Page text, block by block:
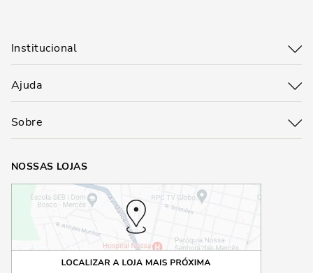
Institucional
Ajuda
Sobre
NOSSAS LOJAS